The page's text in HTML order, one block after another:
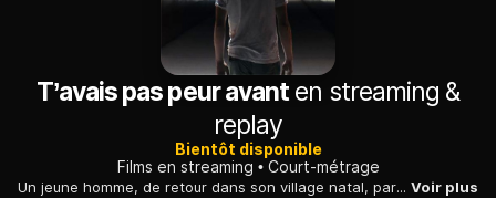
T’avais pas peur avanten streaming &
replay
Bientôt disponible
Films en streaming
Court-métrage
Un jeune homme, de retour dans son village natal, part en virée avec un ancien camarade de classe. Bientôt, les fantômes du passé ressurgissent. Voir plus